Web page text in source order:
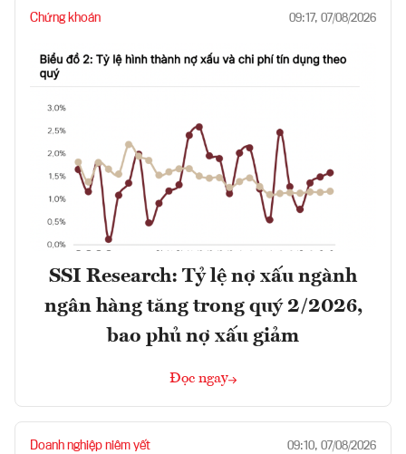
Chứng khoán 09:17, 07/08/2026
SSI Research: Tỷ lệ nợ xấu ngành
ngân hàng tăng trong quý 2/2026,
bao phủ nợ xấu giảm
Đọc ngay
Doanh nghiệp niêm yết 09:10, 07/08/2026